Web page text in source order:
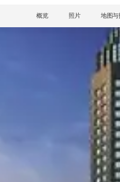
概览 照片 地图与